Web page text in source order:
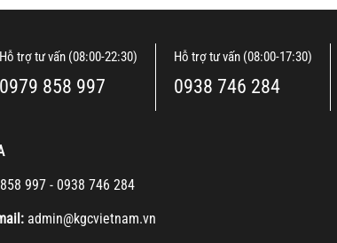
Hỗ trợ tư vấn (08:00-22:30)
0979 858 997
Hỗ trợ tư vấn (08:00-17:30)
0938 746 284
997 - 0938 746 284
admin@kgcvietnam.vn